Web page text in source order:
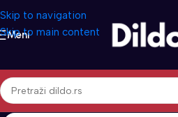
Skip to navigation
Skip to main content
Meni